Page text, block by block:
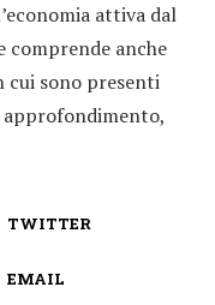
attiva dal
comprende anche
cui sono presenti
TWITTER
EMAIL